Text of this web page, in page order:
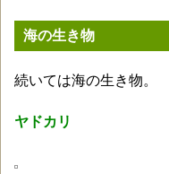
海の生き物
続いては海の生き物。
ヤドカリ